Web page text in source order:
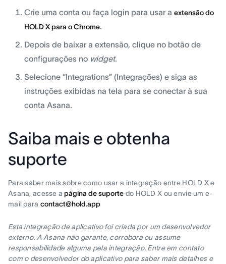
Crie uma conta ou faça login para usar a extensão do
HOLD X para o Chrome.
Depois de baixar a extensão, clique no botão de
configurações no widget.
Selecione “Integrations” (Integrações) e siga as
instruções exibidas na tela para se conectar à sua
conta Asana.
Saiba mais e obtenha
suporte
Para saber mais sobre como usar a integração entre HOLD X e
Asana, acesse apágina de suporte do HOLD X ou envie um e-
mail para contact@hold.app
Esta integração de aplicativo foi criada por um desenvolvedor
externo. A Asana não garante, corrobora ou assume
responsabilidade alguma pela integração. Entre em contato
com o desenvolvedor do aplicativo para saber mais detalhes e